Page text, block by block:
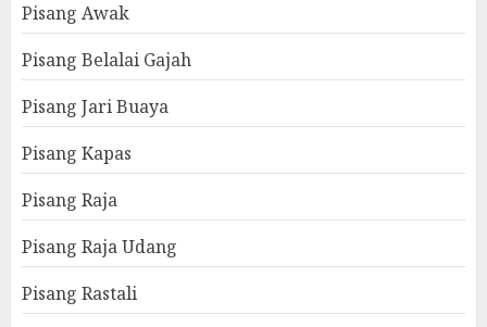
Pisang Awak
Pisang Belalai Gajah
Pisang Jari Buaya
Pisang Kapas
Pisang Raja
Pisang Raja Udang
Pisang Rastali